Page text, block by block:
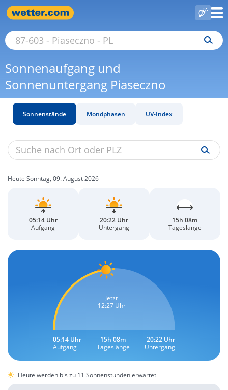
Sonnenaufgang und
Sonnenuntergang Piaseczno
Sonnenstände Mondphasen UV-Index
Heute Sonntag, 09. August 2026
05:14 Uhr
Aufgang
20:22 Uhr
Untergang
15h 08m
Tageslänge
Jetzt
12:27 Uhr
05:14 Uhr
Aufgang
15h 08m
Tageslänge
20:22 Uhr
Untergang
Heute werden bis zu 11 Sonnenstunden erwartet